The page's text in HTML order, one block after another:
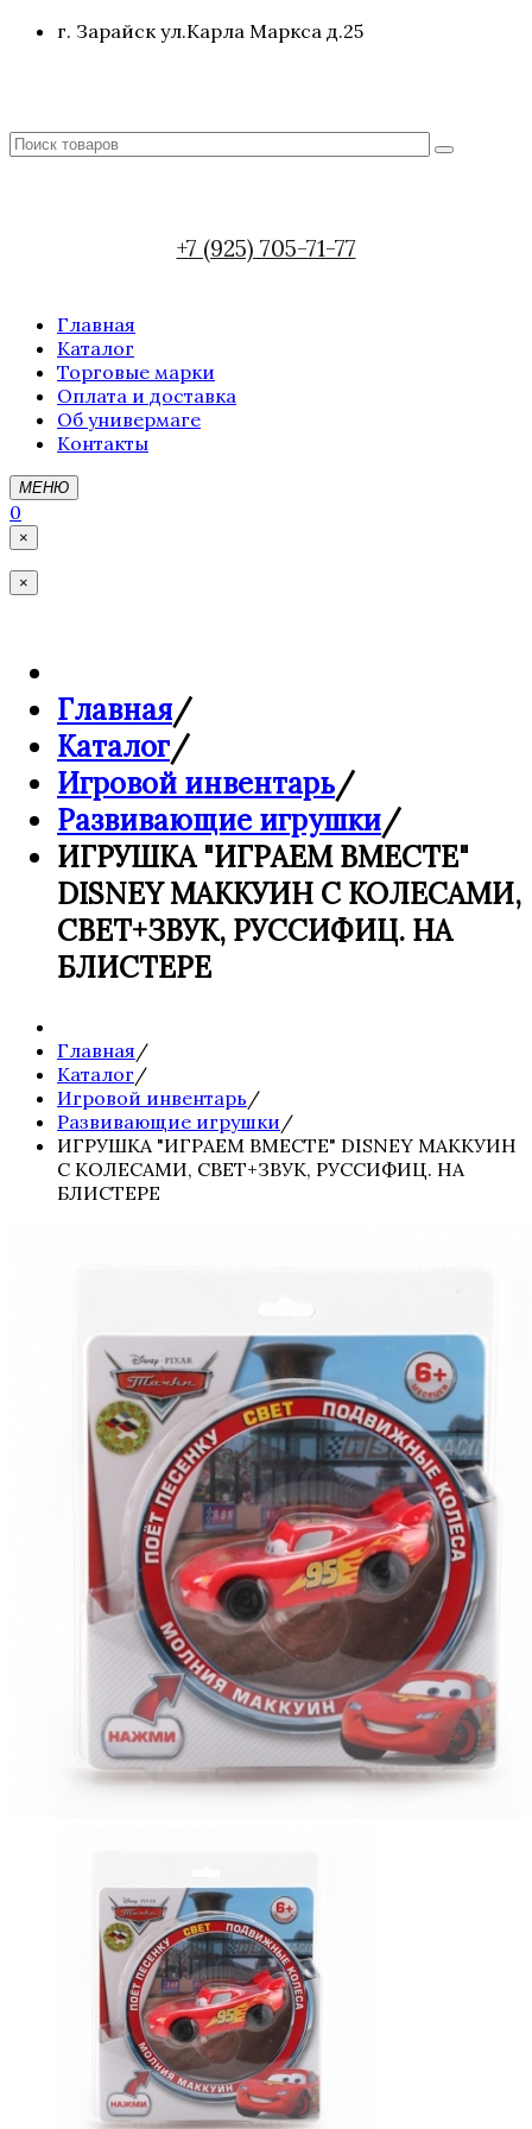
г. Зарайск ул.Карла Маркса д.25
+7 (925) 705-71-77
Главная
Каталог
Торговые марки
Оплата и доставка
Об универмаге
Контакты
МЕНЮ
0
×
×
Главная/
Каталог/
Игровой инвентарь/
Развивающие игрушки/
ИГРУШКА "ИГРАЕМ ВМЕСТЕ"
DISNEY МАККУИН C КОЛЕСАМИ,
СВЕТ+ЗВУК, РУССИФИЦ. НА
БЛИСТЕРЕ
Главная /
Каталог /
Игровой инвентарь /
Развивающие игрушки /
ИГРУШКА "ИГРАЕМ ВМЕСТЕ" DISNEY МАККУИН
C КОЛЕСАМИ, СВЕТ+ЗВУК, РУССИФИЦ. НА
БЛИСТЕРЕ